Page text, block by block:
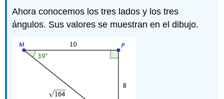
Ahora conocemos los tres lados y los tres
ángulos. Sus valores se muestran en el dibujo.